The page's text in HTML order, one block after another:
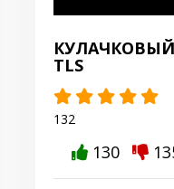
КУЛАЧКОВЫЙ
TLS
132
130